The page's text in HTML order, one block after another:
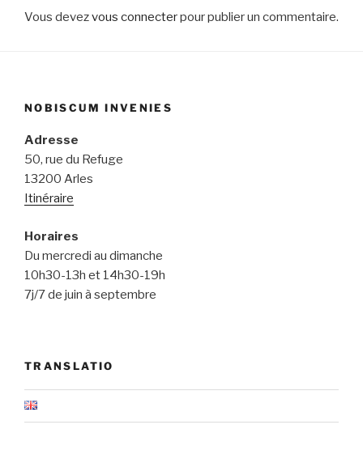
Vous devezvous connecterpour publier un commentaire.
NOBISCUM INVENIES
Adresse
50, rue du Refuge
13200 Arles
Itinéraire
Horaires
Du mercredi au dimanche
10h30-13h et 14h30-19h
7j/7 de juin à septembre
TRANSLATIO